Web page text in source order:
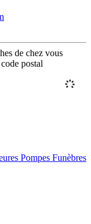
de chez vous
postal
Pompes Funèbres